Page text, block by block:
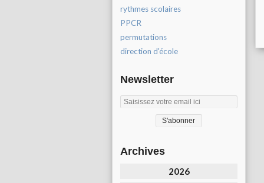
rythmes scolaires
PPCR
permutations
direction d'école
Newsletter
Archives
2026